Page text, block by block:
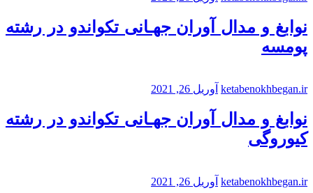
نوابغ و مدال آوران جهـانی تکواندو در رشته
پومسه
ketabenokhbegan.ir آوریل 26, 2021
نوابغ و مدال آوران جهـانی تکواندو در رشته
کیوروگی
ketabenokhbegan.ir آوریل 26, 2021